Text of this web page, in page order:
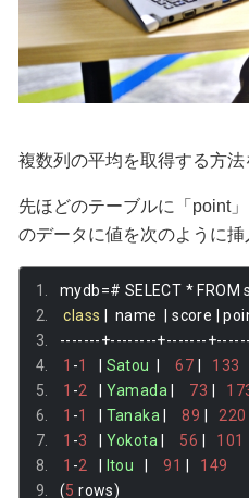
複数列の平均を取得する方法
先ほどのテーブルに「point
のデータに値を次のように挿
mydb=# SELECT * FROM
class
  name
score
-------+--------+-------
1 -1 Satou 67
133
1 -2 Yamada 73
1 -1 Tanaka 89
220
1 -3 Yokota 56
101
1 -2 Itou 91
149
(5 rows)